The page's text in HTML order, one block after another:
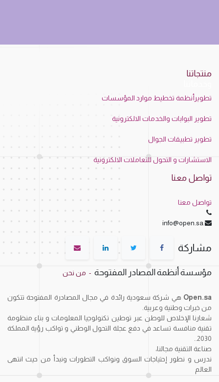
منتجاتنا
تطويرأنظمة تخطيط موارد المؤسسات
تطوير البوابات والخدمات الالكترونية
تطوير تطبيقات الجوال
الاستشارات و التحول للتعاملات الالكترونية
تواصل معنا
تواصل معنا
info@open.sa
مشاركة
مؤسسة أنظمة المصادر المفتوحة - من نحن
Open.sa هي شركة سعودية رائدة في مجال المصادرة المفتوحة تتكون
من خبرات وطنية وعربية.
شعارنا الإخلاص للوطن عبر توطين تكنولوجيا المعلومات و بناء منظومة
تقنية منافسة تساعد في دفع عجلة التحول الوطني و تواكب رؤية المملكة
2030..
صناعة التقنية مجالنا،
ندرس و نطور إحتياجات السوق ونواكب التطورات ونبدأ من حيث انتهى
العالم